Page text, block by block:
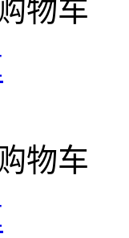
物车
物车